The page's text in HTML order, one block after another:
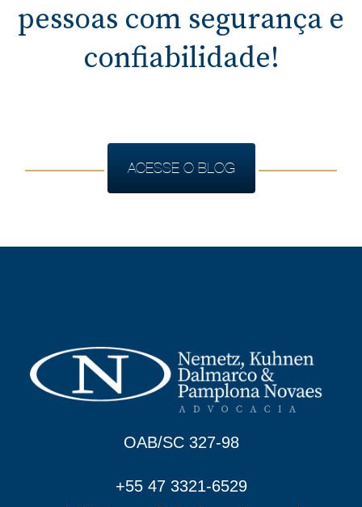
pessoas com segurança e
confiabilidade!
ACESSE O BLOG
OAB/SC 327-98
+55 47 3321-6529